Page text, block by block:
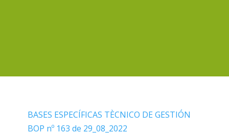
BASES ESPECÍFICAS TÈCNICO DE GESTIÓN
BOP nº 163 de 29_08_2022